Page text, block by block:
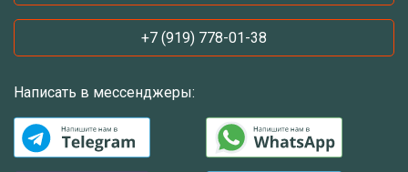
+7 (919) 778-01-38
Написать в мессенджеры: